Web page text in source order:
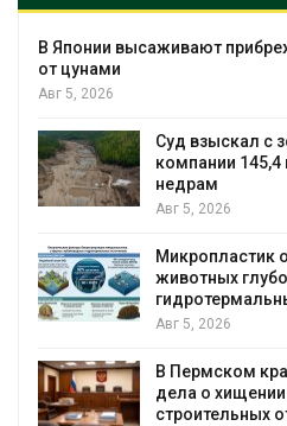
В Японии высаживают
от цунами
Авг 5, 2026
Суд взыскал с
компании
недрам
Авг 5, 2026
Микропластик
животных
Авг 5, 2026
В Пермском
дела о хищении
строительных